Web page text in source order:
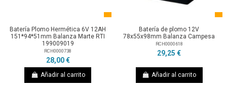
Batería Plomo Hermética 6V 12AH
151*94*51mm Balanza Marte RTI
199009019
RCH0000738
28,00 €
Añadir al carrito
Batería de plomo 12V
78x55x98mm Balanza Campesa
RCH0000618
29,25 €
Añadir al carrito